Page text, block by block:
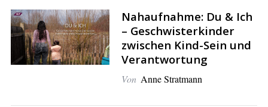
Nahaufnahme: Du & Ich
– Geschwisterkinder
zwischen Kind-Sein und
Verantwortung
Von Anne Stratmann